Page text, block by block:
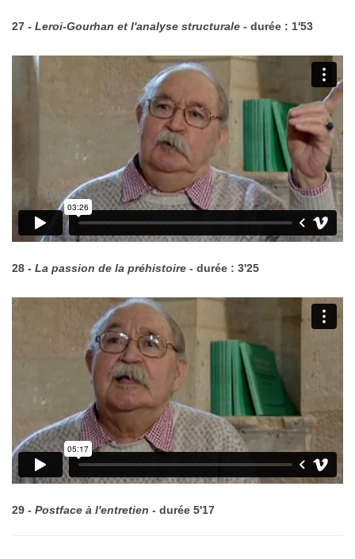
27 - Leroi-Gourhan et l'analyse structurale - durée : 1'53
28 - La passion de la préhistoire - durée : 3'25
29 - Postface à l'entretien - durée 5'17